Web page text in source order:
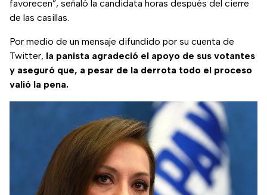
favorecen”, señaló la candidata horas después del cierre
de las casillas.
Por medio de un mensaje difundido por su cuenta de
Twitter, la panista agradeció el apoyo de sus votantes
y aseguró que, a pesar de la derrota todo el proceso
valió la pena.